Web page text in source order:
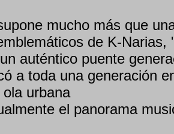
mucho más que
de K-Narias,
auténtico puente
a toda una generación
urbana
el panorama